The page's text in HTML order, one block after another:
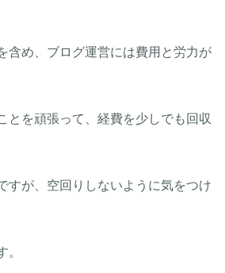
含め、ブログ運営には費用と労力が
とを頑張って、経費を少しでも回収
すが、空回りしないように気をつけ
。